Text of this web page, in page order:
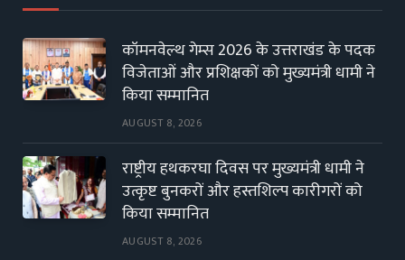
कॉमनवेल्थ गेम्स 2026 के उत्तराखंड के पदक
विजेताओं और प्रशिक्षकों को मुख्यमंत्री धामी ने
किया सम्मानित
AUGUST 8, 2026
राष्ट्रीय हथकरघा दिवस पर मुख्यमंत्री धामी ने
उत्कृष्ट बुनकरों और हस्तशिल्प कारीगरों को
किया सम्मानित
AUGUST 8, 2026